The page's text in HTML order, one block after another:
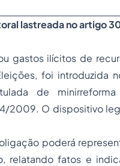
lastreada no artigo
gastos ilícitos de
foi introduzida
de
2009. O dispositivo
poderá
relatando fatos e